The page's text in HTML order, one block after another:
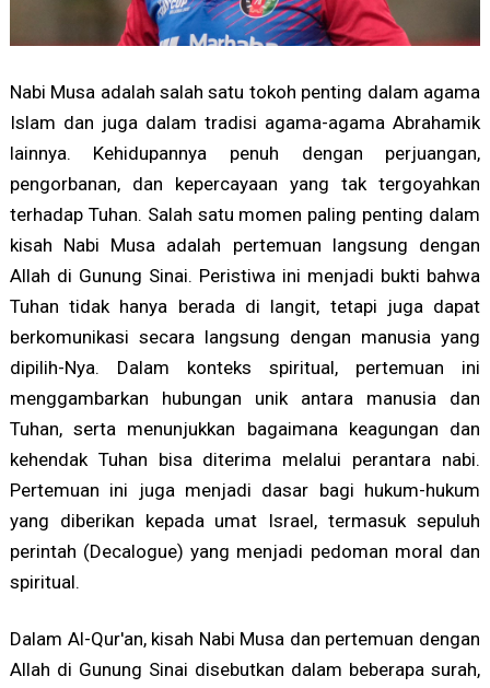
Nabi Musa adalah salah satu tokoh penting dalam agama
Islam dan juga dalam tradisi agama-agama Abrahamik
lainnya. Kehidupannya penuh dengan perjuangan,
pengorbanan, dan kepercayaan yang tak tergoyahkan
terhadap Tuhan. Salah satu momen paling penting dalam
kisah Nabi Musa adalah pertemuan langsung dengan
Allah di Gunung Sinai. Peristiwa ini menjadi bukti bahwa
Tuhan tidak hanya berada di langit, tetapi juga dapat
berkomunikasi secara langsung dengan manusia yang
dipilih-Nya. Dalam konteks spiritual, pertemuan ini
menggambarkan hubungan unik antara manusia dan
Tuhan, serta menunjukkan bagaimana keagungan dan
kehendak Tuhan bisa diterima melalui perantara nabi.
Pertemuan ini juga menjadi dasar bagi hukum-hukum
yang diberikan kepada umat Israel, termasuk sepuluh
perintah (Decalogue) yang menjadi pedoman moral dan
spiritual.
Dalam Al-Qur'an, kisah Nabi Musa dan pertemuan dengan
Allah di Gunung Sinai disebutkan dalam beberapa surah,